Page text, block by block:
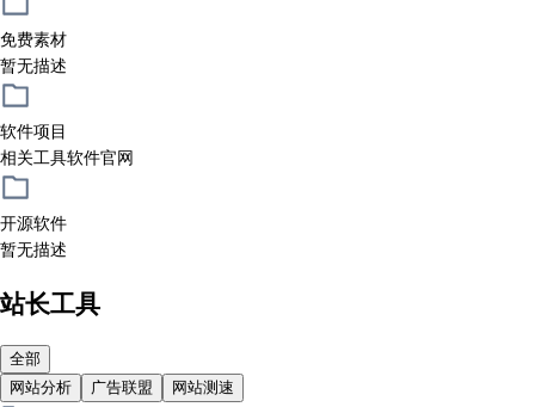
免费素材
暂无描述
软件项目
相关工具软件官网
开源软件
暂无描述
站长工具
全部
网站分析
广告联盟 网站测速